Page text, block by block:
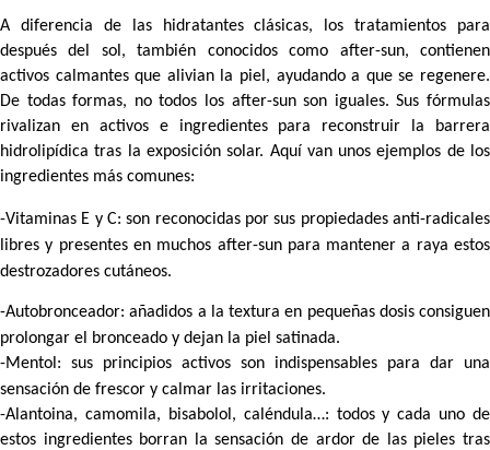
A diferencia de las hidratantes clásicas, los tratamientos para
después del sol, también conocidos como after-sun, contienen
activos calmantes que alivian la piel, ayudando a que se regenere.
De todas formas, no todos los after-sun son iguales. Sus fórmulas
rivalizan en activos e ingredientes para reconstruir la barrera
hidrolipídica tras la exposición solar. Aquí van unos ejemplos de los
ingredientes más comunes:
-Vitaminas E y C: son reconocidas por sus propiedades anti-radicales
libres y presentes en muchos after-sun para mantener a raya estos
destrozadores cutáneos.
-Autobronceador: añadidos a la textura en pequeñas dosis consiguen
prolongar el bronceado y dejan la piel satinada.
-Mentol: sus principios activos son indispensables para dar una
sensación de frescor y calmar las irritaciones.
-Alantoina, camomila, bisabolol, caléndula…: todos y cada uno de
estos ingredientes borran la sensación de ardor de las pieles tras